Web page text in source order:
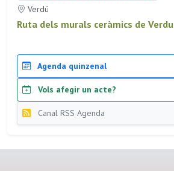
Verdú
Ruta dels murals ceràmics de Verdu
Agenda quinzenal
Vols afegir un acte?
Canal RSS Agenda